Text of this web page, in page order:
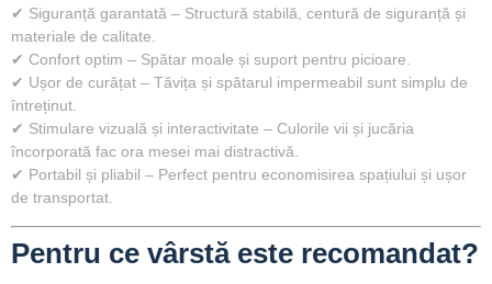
✔ Siguranță garantată – Structură stabilă, centură de siguranță și
materiale de calitate.
✔ Confort optim – Spătar moale și suport pentru picioare.
✔ Ușor de curățat – Tăvița și spătarul impermeabil sunt simplu de
întreținut.
✔ Stimulare vizuală și interactivitate – Culorile vii și jucăria
încorporată fac ora mesei mai distractivă.
✔ Portabil și pliabil – Perfect pentru economisirea spațiului și ușor
de transportat.
Pentru ce vârstă este recomandat?